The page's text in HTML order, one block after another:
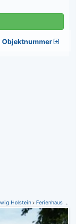
Objektnummer
Holstein Ferienhaus Bad Bramstedt